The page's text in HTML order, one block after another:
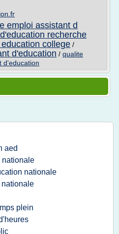
emploi assistant d
recherche
college /
d'education / qualite
d'education
aed
nationale
nationale
nationale
plein